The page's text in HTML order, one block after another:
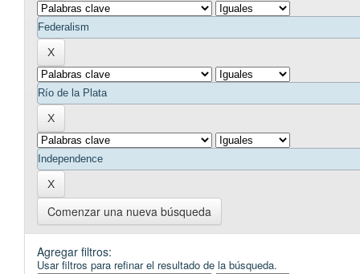
Comenzar una nueva búsqueda
Agregar filtros:
Usar filtros para refinar el resultado de la búsqueda.